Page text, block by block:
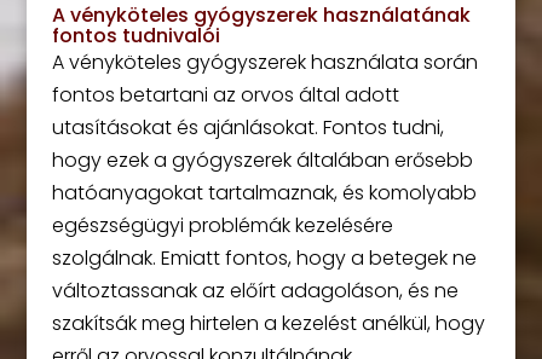
A vényköteles gyógyszerek használatának
fontos tudnivalói
A vényköteles gyógyszerek használata során
fontos betartani az orvos által adott
utasításokat és ajánlásokat. Fontos tudni,
hogy ezek a gyógyszerek általában erősebb
hatóanyagokat tartalmaznak, és komolyabb
egészségügyi problémák kezelésére
szolgálnak. Emiatt fontos, hogy a betegek ne
változtassanak az előírt adagoláson, és ne
szakítsák meg hirtelen a kezelést anélkül, hogy